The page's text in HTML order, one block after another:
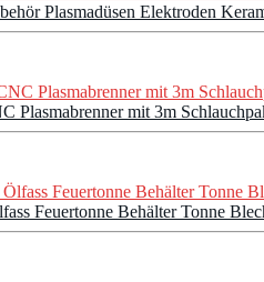
Plasmadüsen Elektroden
Plasmabrenner mit 3m
Feuertonne Behälter Tonne